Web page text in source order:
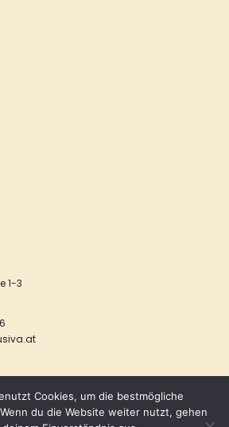
1-3
Cookies, um die bestmögliche
du die Website weiter nutzt, gehen